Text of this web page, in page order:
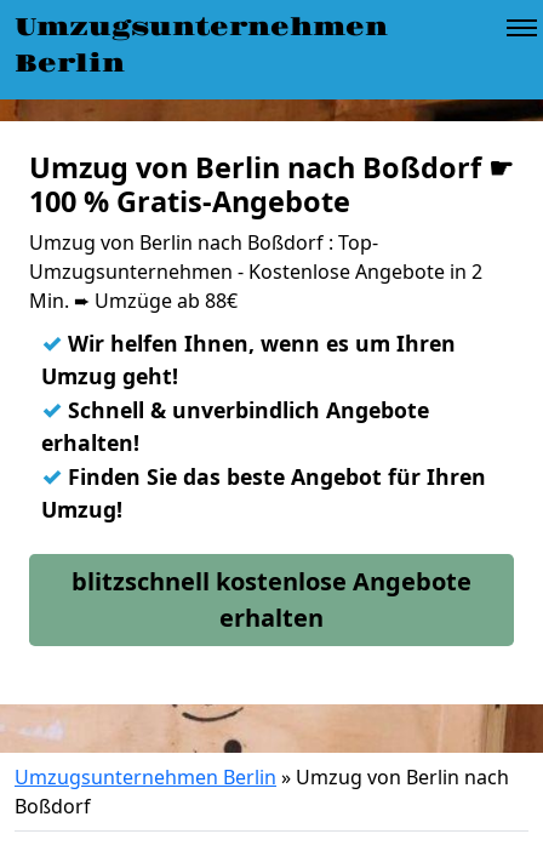
Umzugsunternehmen
Berlin
Umzug von Berlin nach Boßdorf ☛
100 % Gratis-Angebote
Umzug von Berlin nach Boßdorf : Top-
Umzugsunternehmen - Kostenlose Angebote in 2
Min. ➨ Umzüge ab 88€
✓ Wir helfen Ihnen, wenn es um Ihren
Umzug geht!
✓ Schnell & unverbindlich Angebote
erhalten!
✓ Finden Sie das beste Angebot für Ihren
Umzug!
blitzschnell kostenlose Angebote
erhalten
Umzugsunternehmen Berlin » Umzug von Berlin nach
Boßdorf